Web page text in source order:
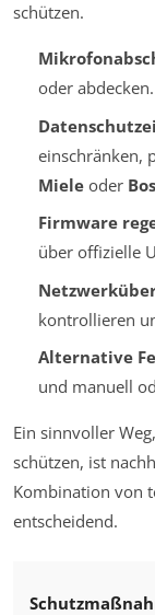
schützen.
oder abdecken.
einschränken,
Mieleoder
Firmware
über offizielle
kontrollieren
Alternative
und manuell
Ein sinnvoller
schützen, ist
Kombination von
entscheidend.